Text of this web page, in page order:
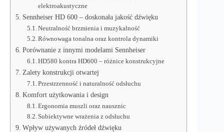
elektroakustyczne
Sennheiser HD 600 – doskonała jakość dźwięku
Neutralność brzmienia i muzykalność
Równowaga tonalna oraz kontrola dynamiki
Porównanie z innymi modelami Sennheiser
HD580 kontra HD600 – różnice konstrukcyjne
Zalety konstrukcji otwartej
Przestrzenność i naturalność odsłuchu
Komfort użytkowania i design
Ergonomia muszli oraz nausznic
Subiektywne wrażenia z odsłuchu
Wpływ używanych źródeł dźwięku